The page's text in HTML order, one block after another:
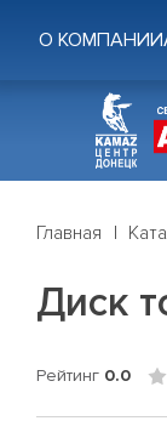
О КОМПАНИИ
Главная
Диск
Рейтинг 0.0